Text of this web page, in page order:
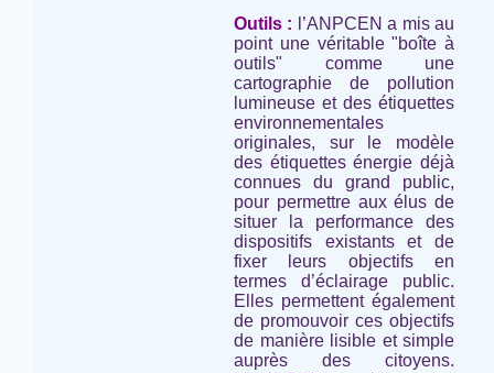
Outils :
l’ANPCEN a mis au
point une véritable "boîte à
outils" comme une
cartographie de pollution
lumineuse et des étiquettes
environnementales
originales, sur le modèle
des étiquettes énergie déjà
connues du grand public,
pour permettre aux élus de
situer la performance des
dispositifs existants et de
fixer leurs objectifs en
termes d’éclairage public.
Elles permettent également
de promouvoir ces objectifs
de manière lisible et simple
auprès des citoyens.